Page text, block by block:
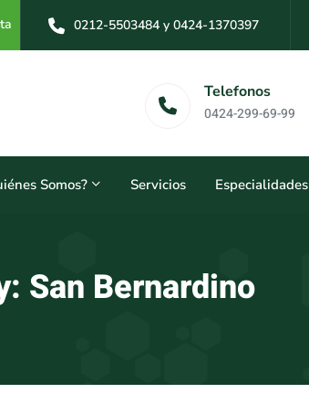
0212-5503484 y 0424-1370397
Telefonos
0424-299-69-99
Somos? Servicios Especialidades
San Bernardino